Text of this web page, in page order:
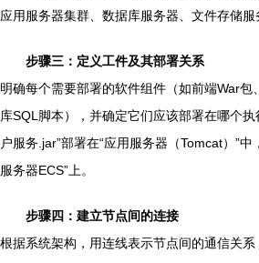
应用服务器集群、数据库服务器、文件存储服
步骤三：定义工件及其部署关系
明确每个需要部署的软件组件（如前端War
库SQL脚本），并确定它们应该部署在哪个执
户服务.jar”部署在“应用服务器（Tomcat）”
服务器ECS”上。
步骤四：建立节点间的连接
根据系统架构，用连线表示节点间的通信关系